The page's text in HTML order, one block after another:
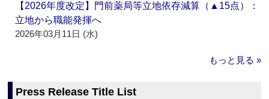
【2026年度改定】門前薬局等立地依存減算（▲15点）：
立地から職能発揮へ
2026年03月11日 (水)
もっと見る »
Press Release Title List